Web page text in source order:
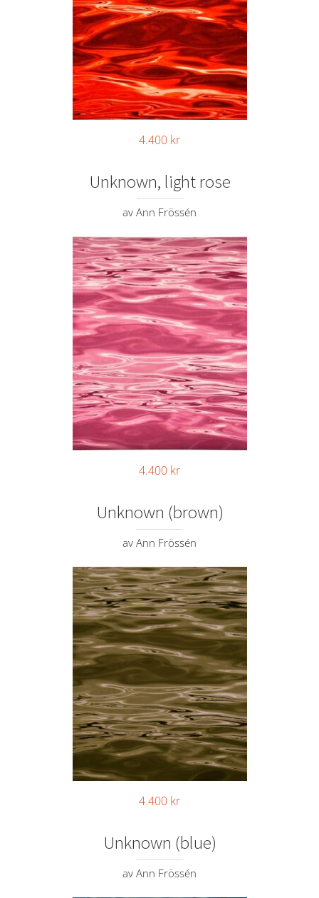
4.400 kr
Unknown, light rose
av Ann Frössén
4.400 kr
Unknown (brown)
av Ann Frössén
4.400 kr
Unknown (blue)
av Ann Frössén